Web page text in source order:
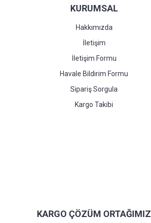
KURUMSAL
Hakkımızda
İletişim
İletişim Formu
Havale Bildirim Formu
Sipariş Sorgula
Kargo Takibi
KARGO ÇÖZÜM ORTAĞIMIZ